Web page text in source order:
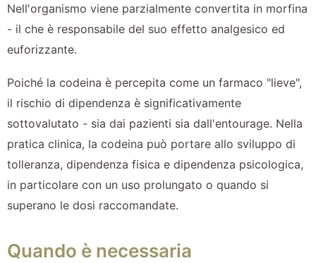
Nell'organismo viene parzialmente convertita in morfina
- il che è responsabile del suo effetto analgesico ed
euforizzante.
Poiché la codeina è percepita come un farmaco "lieve",
il rischio di dipendenza è significativamente
sottovalutato - sia dai pazienti sia dall'entourage. Nella
pratica clinica, la codeina può portare allo sviluppo di
tolleranza, dipendenza fisica e dipendenza psicologica,
in particolare con un uso prolungato o quando si
superano le dosi raccomandate.
Quando è necessaria